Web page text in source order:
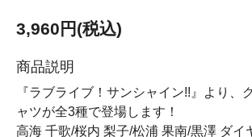
3,960円(税込)
商品説明
『ラブライブ！サンシャイン!!』より、
ャツが全3種で登場します！
高海 千歌/桜内 梨子/松浦 果南/黒澤 ダイ